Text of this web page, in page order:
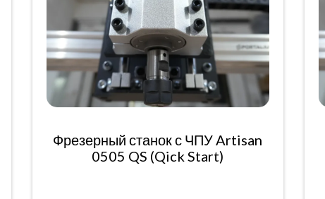
Фрезерный станок с ЧПУ Artisan
0505 QS (Qick Start)